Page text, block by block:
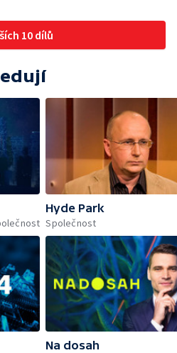
10 dílů
Hyde Park
Společnost
Na dosah